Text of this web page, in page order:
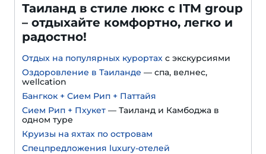
Таиланд в стиле люкс с ITM group
– отдыхайте комфортно, легко и
радостно!
Отдых на популярных курортах с экскурсиями
Оздоровление в Таиланде — спа, велнес,
wellcation
Бангкок + Сием Рип + Паттайя
Сием Рип + Пхукет — Таиланд и Камбоджа в
одном туре
Круизы на яхтах по островам
Спецпредложения luxury-отелей